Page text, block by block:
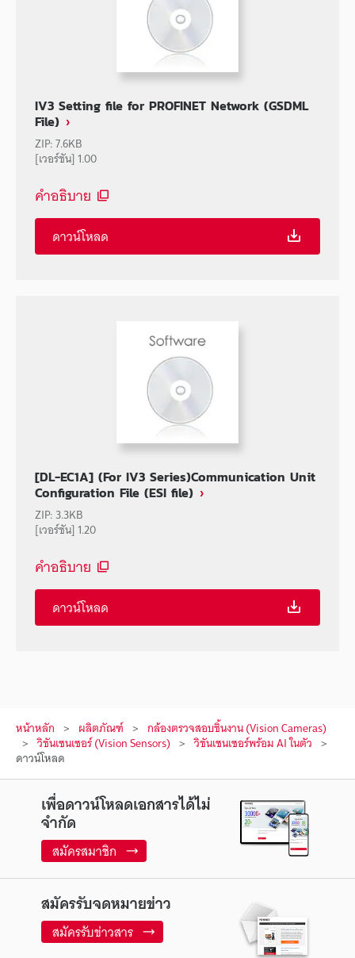
IV3 Setting file for PROFINET Network (GSDML
File)
ZIP:7.6KB
[เวอร์ชัน] 1.00
คำอธิบาย
ดาวน์โหลด
[DL-EC1A] (For IV3 Series)Communication Unit
Configuration File (ESI file)
ZIP: 3.3KB
[เวอร์ชัน] 1.20
คำอธิบาย
ดาวน์โหลด
หน้าหลัก ผลิตภัณฑ์ กล้องตรวจสอบชิ้นงาน (Vision Cameras)
วิชันเซนเซอร์ (Vision Sensors) วิชันเซนเซอร์พร้อม AI ในตัว
ดาวน์โหลด
เพื่อดาวน์โหลดเอกสารได้ไม่
จำกัด
สมัครสมาชิก
สมัครรับจดหมายข่าว
สมัครรับข่าวสาร